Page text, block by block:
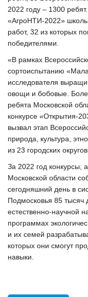
2022 году – 1300
«АгроНТИ-2022»
работ, 32 из которых
победителями.
«В рамках
сортоиспытанию
исследователя
овощи и бобовые.
ребята Московской
конкурсе «Открытия-
вызвал этап
природа, культура,
из 23 городских
За 2022 год конкурсы,
Московской области
сегодняшний день в
Подмосковья 85 тысяч
естественно-научной
программах
и их семей
которых они смогут
навыки.